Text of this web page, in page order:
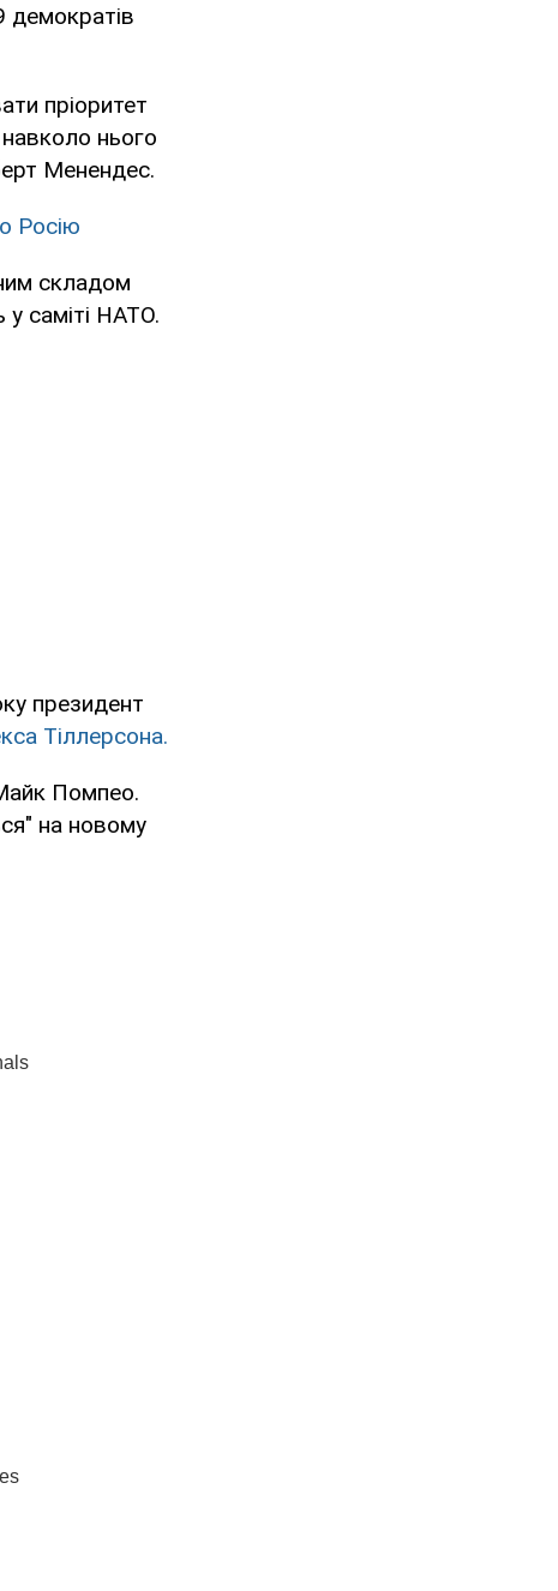
демократів
пріоритет
нього
Менендес.
Росію
складом
саміті НАТО.
президент
Тіллерсона.
Помпео.
на новому